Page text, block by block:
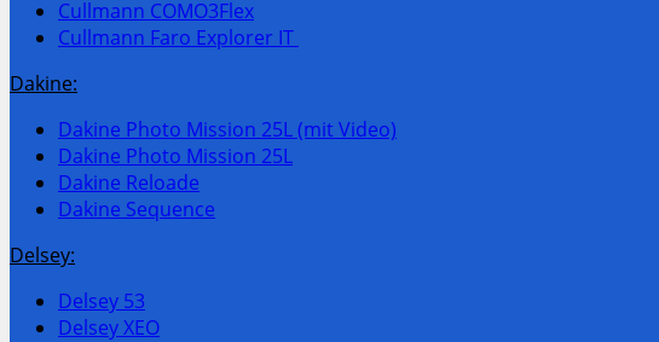
Cullmann COMO3Flex
Cullmann Faro Explorer IT
Dakine:
Dakine Photo Mission 25L (mit Video)
Dakine Photo Mission 25L
Dakine Reloade
Dakine Sequence
Delsey:
Delsey 53
Delsey XEO